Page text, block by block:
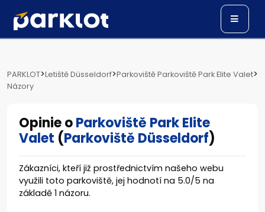
PARKLOT>Letiště Düsseldorf>Parkoviště Parkoviště Park Elite Valet>
Názory
Opinie oParkoviště Park Elite
Valet (Parkoviště Düsseldorf)
Zákazníci, kteří již prostřednictvím našeho webu
využili toto parkoviště, jej hodnotí na 5.0/5 na
základě 1 názoru.